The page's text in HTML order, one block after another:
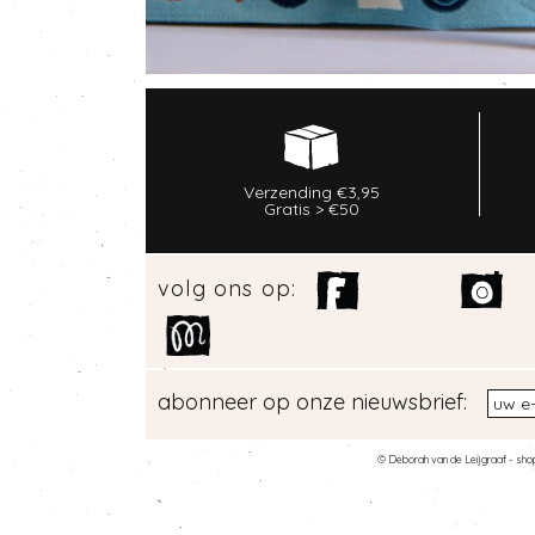
Verzending €3,95
Gratis > €50
volg ons op:
abonneer op onze nieuwsbrief:
© Deborah van de Leijgraaf -